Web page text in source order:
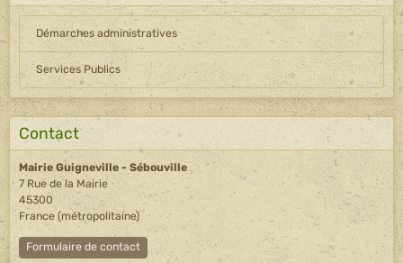
Démarches administratives
Services Publics
Contact
Mairie Guigneville - Sébouville
7 Rue de la Mairie
45300
France (métropolitaine)
Formulaire de contact